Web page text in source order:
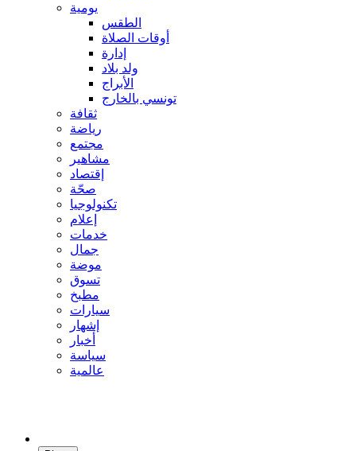
يومية
الطقس
أوقات الصلاة
إدارة
ولد بلاد
الأبراج
تونسي بالخارج
ثقافة
رياضة
مجتمع
مشاهير
إقتصاد
صحّة
تكنولوجيا
إعلام
خدمات
جمال
موضة
تسوق
مطبخ
سيارات
إشهار
أخبار
سياسة
عالمية